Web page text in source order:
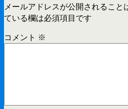
メールアドレスが公開されること
ている欄は必須項目です
コメント ※